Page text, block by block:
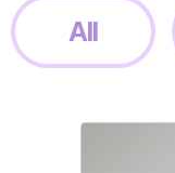
All